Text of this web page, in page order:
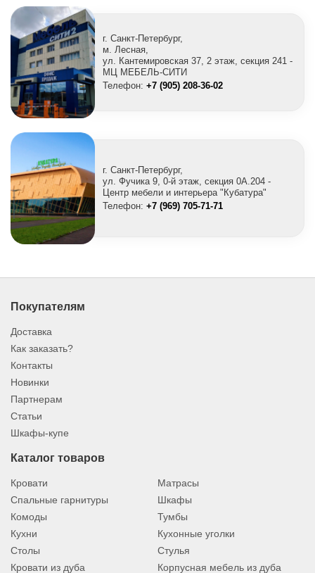
г. Санкт-Петербург,
м. Лесная,
ул. Кантемировская 37, 2 этаж, секция 241 -
МЦ МЕБЕЛЬ-СИТИ
Телефон: +7 (905) 208-36-02
г. Санкт-Петербург,
ул. Фучика 9, 0-й этаж, секция 0A.204 -
Центр мебели и интерьера "Кубатура"
Телефон: +7 (969) 705-71-71
Покупателям
Доставка
Как заказать?
Контакты
Новинки
Партнерам
Статьи
Шкафы-купе
Каталог товаров
Кровати
Матрасы
Спальные гарнитуры
Шкафы
Комоды
Тумбы
Кухни
Кухонные уголки
Столы
Стулья
Кровати из дуба
Корпусная мебель из дуба